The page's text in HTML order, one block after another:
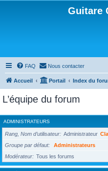
Guitare
FAQ Nous contacter
Accueil Portail Index du
L’équipe du forum
ADMINISTRATEURS
Rang, Nom d’utilisateur Administrateur
Groupe par défaut
Administrateurs
Modérateur
Tous les forums